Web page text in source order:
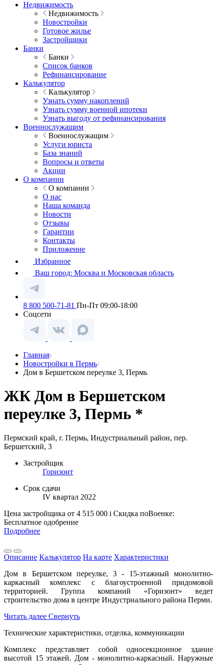
Недвижимость
Недвижимость
Новостройки
Готовое жилье
Застройщики
Банки
Банки
Список банков
Рефинансирование
Калькулятор
Калькулятор
Узнать сумму накоплений
Узнать сумму военной ипотеки
Узнать выгоду от рефинансирования
Военнослужащим
Военнослужащим
Услуги юриста
База знаний
Вопросы и ответы
Акции
О компании
О компании
О нас
Наша команда
Новости
Отзывы
Гарантии
Контакты
Приложение
Избранное
Ваш город: Москва и Московская область
8 800 500-71-81 Пн-Пт 09:00-18:00
Соцсети
Главная
Новостройки в Пермь
Дом в Бершетском переулке 3, Пермь
ЖК Дом в Бершетском
переулке 3, Пермь *
Пермский край, г. Пермь, Индустриальный район, пер.
Бершетский, 3
Застройщик
Горизонт
Срок сдачи
IV квартал 2022
Цена застройщика от 4 515 000 i Скидка поВоенке:
Бесплатное одобрение
Подробнее
Описание Калькулятор На карте Характеристики
Дом в Бершетском переулке, 3 - 15-этажный монолитно-
каркасный комплекс с благоустроенной придомовой
территорией. Группа компаний «Горизонт» ведет
строительство дома в центре Индустриального района Перми.
Читать далее Свернуть
Технические характеристики, отделка, коммуникации
Комплекс представляет собой односекционное здание
высотой 15 этажей. Дом - монолитно-каркасный. Наружные